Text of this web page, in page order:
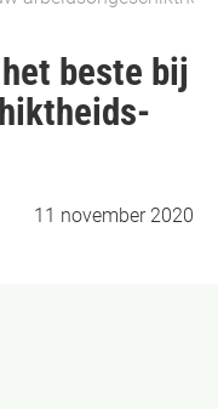
beste bij
11 november 2020